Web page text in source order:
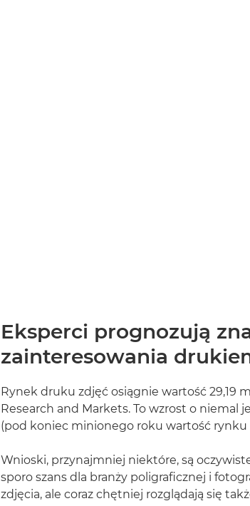
Eksperci prognozują
zainteresowania
Rynek druku zdjęć osiągnie wartość 29,19
Research and Markets. To wzrost o
(pod koniec minionego roku wartość rynku
Wnioski, przynajmniej niektóre, są
sporo szans dla branży poligraficznej i
zdjęcia, ale coraz chętniej rozglądają się